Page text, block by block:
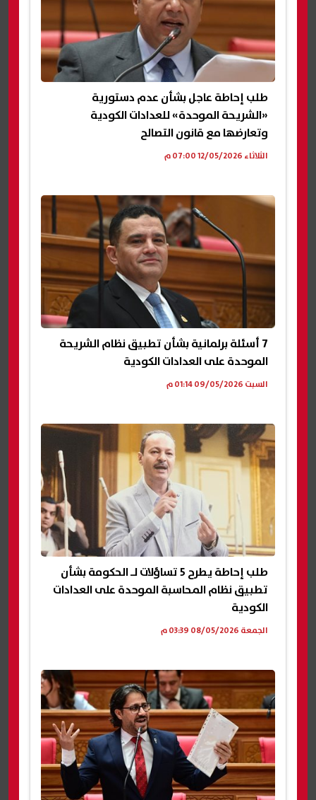
طلب إحاطة عاجل بشأن عدم دستورية
«الشريحة الموحدة» للعدادات الكودية
وتعارضها مع قانون التصالح
الثلاثاء 12/05/2026 07:00 م
7 أسئلة برلمانية بشأن تطبيق نظام الشريحة
الموحدة على العدادات الكودية
السبت 09/05/2026 01:14 م
طلب إحاطة يطرح 5 تساؤلات لـ الحكومة بشأن
تطبيق نظام المحاسبة الموحدة على العدادات
الكودية
الجمعة 08/05/2026 03:39 م